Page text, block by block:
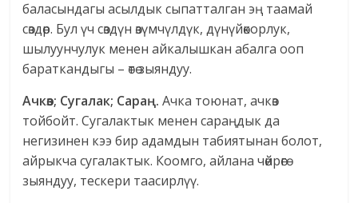
баласындагы асылдык сыпатталган эң таамай
сөздөр. Бул үч сөздүн өзүмчүлдүк, дүнүйөкорлук,
шылуунчулук менен айкалышкан абалга ооп
бараткандыгы – өтө зыяндуу.
Ачкөз; Сугалак; Сараң. Ачка тоюнат, ачкөз
тойбойт. Сугалактык менен сараңдык да
негизинен кээ бир адамдын табиятынан болот,
айрыкча сугалактык. Коомго, айлана чөйрөгө
зыяндуу, тескери таасирлүү.